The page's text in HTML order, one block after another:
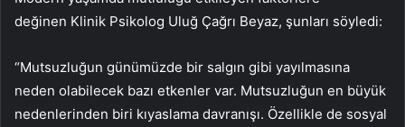
değinen Klinik Psikolog Uluğ Çağrı Beyaz, şunları söyledi:
“Mutsuzluğun günümüzde bir salgın gibi yayılmasına
neden olabilecek bazı etkenler var. Mutsuzluğun en büyük
nedenlerinden biri kıyaslama davranışı. Özellikle de sosyal